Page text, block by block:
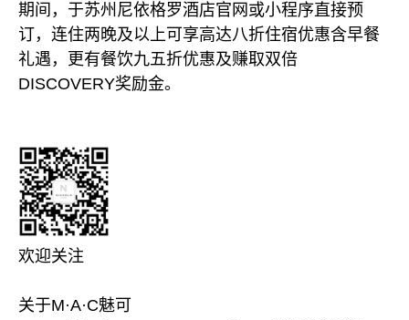
期间，于苏州尼依格罗酒店官网或小程序直接预
订，连住两晚及以上可享高达八折住宿优惠含早餐
礼遇，更有餐饮九五折优惠及赚取双倍
DISCOVERY奖励金。
欢迎关注
关于M·A·C魅可